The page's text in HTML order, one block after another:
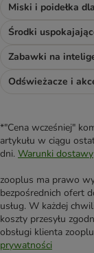
Miski i poidełka
Środki
Zabawki na
*"Cena wcześniej"
artykułu w ciągu
dni. Warunki dostawy
zooplus ma prawo
bezpośrednich ofert
usług. W każdej
koszty przesyłu
obsługi klienta
prywatności